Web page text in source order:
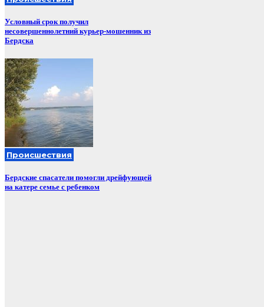
Условный срок получил
несовершеннолетний курьер-мошенник из
Бердска
Происшествия
Бердские спасатели помогли дрейфующей
на катере семье с ребенком